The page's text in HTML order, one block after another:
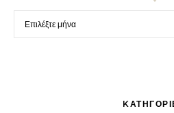
Ιστορικό